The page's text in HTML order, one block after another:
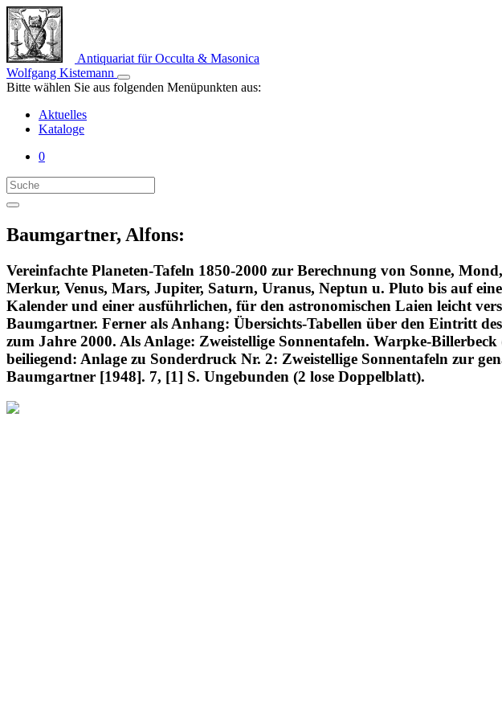
Antiquariat für Occulta & Masonica
Wolfgang Kistemann
Bitte wählen Sie aus folgenden Menüpunkten aus:
Aktuelles
Kataloge
0
Baumgartner, Alfons:
Vereinfachte Planeten-Tafeln 1850-2000 zur Berechnung von Sonne,
Merkur, Venus, Mars, Jupiter, Saturn, Uranus, Neptun u. Pluto bis auf
Kalender und einer ausführlichen, für den astronomischen Laien leicht
Baumgartner. Ferner als Anhang: Übersichts-Tabellen über den Eintritt
zum Jahre 2000. Als Anlage: Zweistellige Sonnentafeln. Warpke-
beiliegend: Anlage zu Sonderdruck Nr. 2: Zweistellige Sonnentafeln zur
Baumgartner [1948]. 7, [1] S. Ungebunden (2 lose Doppelblatt).